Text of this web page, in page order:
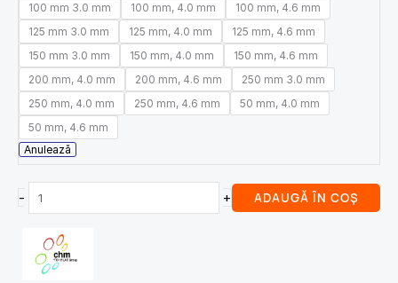
100 mm 3.0 mm 100 mm, 4.0 mm
100 mm, 4.6 mm
125 mm 3.0 mm
125 mm, 4.0 mm
125 mm, 4.6 mm
150 mm 3.0 mm
150 mm, 4.0 mm
150 mm, 4.6 mm
200 mm, 4.0 mm
200 mm, 4.6 mm
250 mm 3.0 mm
250 mm, 4.0 mm
250 mm, 4.6 mm
50 mm, 4.0 mm
50 mm, 4.6 mm
Anulează
- + ADAUGĂ ÎN COȘ